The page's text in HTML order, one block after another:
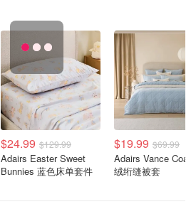
$24.99 $129.99
Adairs Easter Sweet
Bunnies 蓝色床单套件
$19.99 $69.99
Adairs Vance
绒绗缝被套